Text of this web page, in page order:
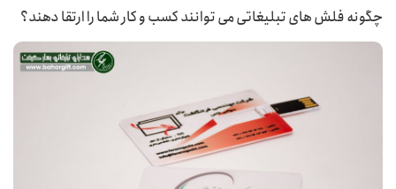
چگونه فلش های تبلیغاتی می توانند کسب و کار شما را ارتقا دهند؟